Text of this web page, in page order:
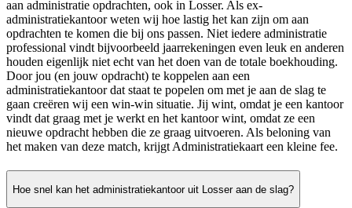
aan administratie opdrachten, ook in Losser. Als ex-
administratiekantoor weten wij hoe lastig het kan zijn om aan
opdrachten te komen die bij ons passen. Niet iedere administratie
professional vindt bijvoorbeeld jaarrekeningen even leuk en anderen
houden eigenlijk niet echt van het doen van de totale boekhouding.
Door jou (en jouw opdracht) te koppelen aan een
administratiekantoor dat staat te popelen om met je aan de slag te
gaan creëren wij een win-win situatie. Jij wint, omdat je een kantoor
vindt dat graag met je werkt en het kantoor wint, omdat ze een
nieuwe opdracht hebben die ze graag uitvoeren. Als beloning van
het maken van deze match, krijgt Administratiekaart een kleine fee.
Hoe snel kan het administratiekantoor uit Losser aan de slag?